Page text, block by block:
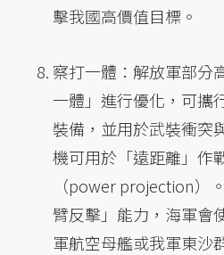
擊我國高價值目標。
察打一體：解放軍部分
一體」進行優化，可攜
裝備，並用於武裝衝突
機可用於「遠距離」作
（power projection）
臂反擊」能力，海軍會
軍航空母艦或我軍東沙